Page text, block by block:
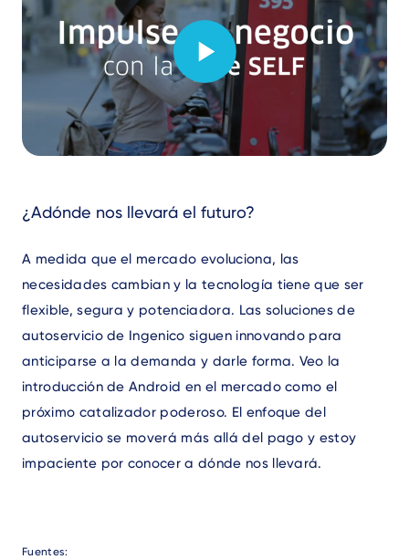
¿Adónde nos llevará el futuro?
A medida que el mercado evoluciona, las
necesidades cambian y la tecnología tiene que ser
flexible, segura y potenciadora. Las soluciones de
autoservicio de Ingenico siguen innovando para
anticiparse a la demanda y darle forma. Veo la
introducción de Android en el mercado como el
próximo catalizador poderoso. El enfoque del
autoservicio se moverá más allá del pago y estoy
impaciente por conocer a dónde nos llevará.
Text
Fuentes: